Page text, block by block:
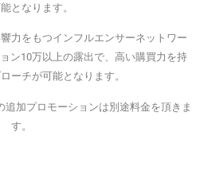
となります。
力をもつインフルエンサーネットワー
ン10万以上の露出で、高い購買力を持
ーチが可能となります。
加プロモーションは別途料金を頂きま
す。